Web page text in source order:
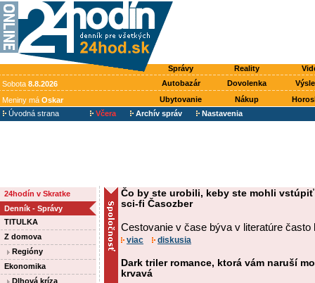
Správy Reality
Sobota 8.8.2026 Autobazár Dovolenka
Meniny má Oskar Ubytovanie Nákup
Úvodná strana
Včera Archív správ Nastavenia
24hodín v Skratke
Denník - Správy
TITULKA
Z domova
Regióny
Ekonomika
Dlhová kríza
Čo by ste urobili, keby ste mohli
sci-fi Časozber
Cestovanie v čase býva v literatúre často
viac diskusia
Dark triler romance, ktorá vám naruší
krvavá